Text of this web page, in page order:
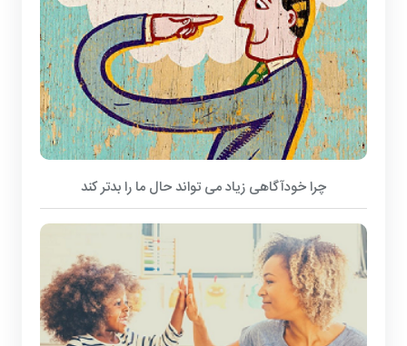
چرا خودآگاهی زیاد می تواند حال ما را بدتر کند